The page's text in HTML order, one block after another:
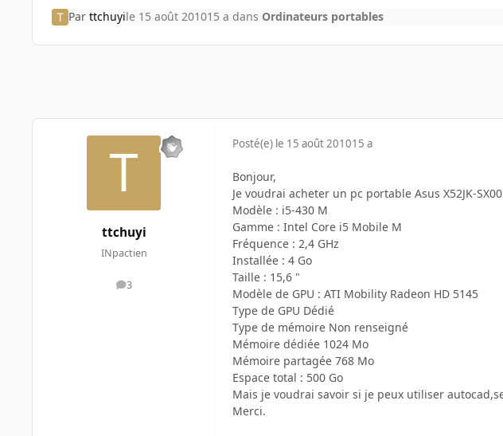
Par ttchuyile 15 août 201015 a dans Ordinateurs portables
ttchuyi
INpactien
3
messages
Posté(e) le 15 août 201015 a
Bonjour,
Je voudrai acheter un pc portable Asus X52JK-
Modèle : i5-430 M
Gamme : Intel Core i5 Mobile M
Fréquence : 2,4 GHz
Installée : 4 Go
Taille : 15,6 "
Modèle de GPU : ATI Mobility Radeon HD 5145
Type de GPU Dédié
Type de mémoire Non renseigné
Mémoire dédiée 1024 Mo
Mémoire partagée 768 Mo
Espace total : 500 Go
Mais je voudrai savoir si je peux utiliser
Merci.